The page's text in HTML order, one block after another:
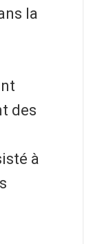
la
des
à